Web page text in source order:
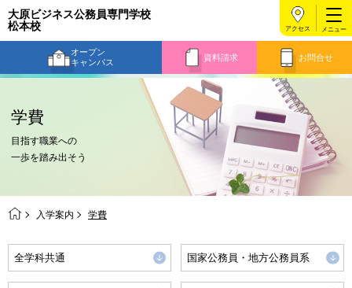
大原ビジネス公務員専門学校
松本校
オープン
キャンパス
資料請求 お問合せ
アクセス
学費
目指す職業への
一歩を踏み出そう
入学案内 学費
全学科共通 国家公務員・地方公務員系